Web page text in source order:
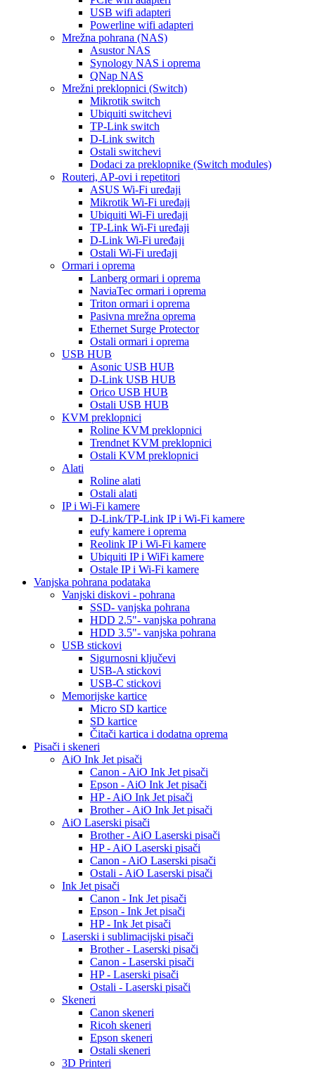
USB wifi adapteri
Powerline wifi adapteri
Mrežna pohrana (NAS)
Asustor NAS
Synology NAS i oprema
QNap NAS
Mrežni preklopnici (Switch)
Mikrotik switch
Ubiquiti switchevi
TP-Link switch
D-Link switch
Ostali switchevi
Dodaci za preklopnike (Switch modules)
Routeri, AP-ovi i repetitori
ASUS Wi-Fi uređaji
Mikrotik Wi-Fi uređaji
Ubiquiti Wi-Fi uređaji
TP-Link Wi-Fi uređaji
D-Link Wi-Fi uređaji
Ostali Wi-Fi uređaji
Ormari i oprema
Lanberg ormari i oprema
NaviaTec ormari i oprema
Triton ormari i oprema
Pasivna mrežna oprema
Ethernet Surge Protector
Ostali ormari i oprema
USB HUB
Asonic USB HUB
D-Link USB HUB
Orico USB HUB
Ostali USB HUB
KVM preklopnici
Roline KVM preklopnici
Trendnet KVM preklopnici
Ostali KVM preklopnici
Alati
Roline alati
Ostali alati
IP i Wi-Fi kamere
D-Link/TP-Link IP i Wi-Fi kamere
eufy kamere i oprema
Reolink IP i Wi-Fi kamere
Ubiquiti IP i WiFi kamere
Ostale IP i Wi-Fi kamere
Vanjska pohrana podataka
Vanjski diskovi - pohrana
SSD- vanjska pohrana
HDD 2.5"- vanjska pohrana
HDD 3.5"- vanjska pohrana
USB stickovi
Sigurnosni ključevi
USB-A stickovi
USB-C stickovi
Memorijske kartice
Micro SD kartice
SD kartice
Čitači kartica i dodatna oprema
Pisači i skeneri
AiO Ink Jet pisači
Canon - AiO Ink Jet pisači
Epson - AiO Ink Jet pisači
HP - AiO Ink Jet pisači
Brother - AiO Ink Jet pisači
AiO Laserski pisači
Brother - AiO Laserski pisači
HP - AiO Laserski pisači
Canon - AiO Laserski pisači
Ostali - AiO Laserski pisači
Ink Jet pisači
Canon - Ink Jet pisači
Epson - Ink Jet pisači
HP - Ink Jet pisači
Laserski i sublimacijski pisači
Brother - Laserski pisači
Canon - Laserski pisači
HP - Laserski pisači
Ostali - Laserski pisači
Skeneri
Canon skeneri
Ricoh skeneri
Epson skeneri
Ostali skeneri
3D Printeri